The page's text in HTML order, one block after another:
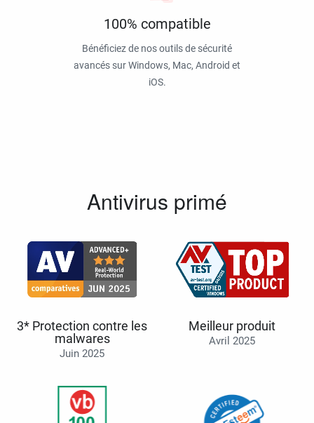
100% compatible
Bénéficiez de nos outils de sécurité
avancés sur Windows, Mac, Android et
iOS.
Antivirus primé
3* Protection contre les
malwares
Juin 2025
Meilleur produit
Avril 2025